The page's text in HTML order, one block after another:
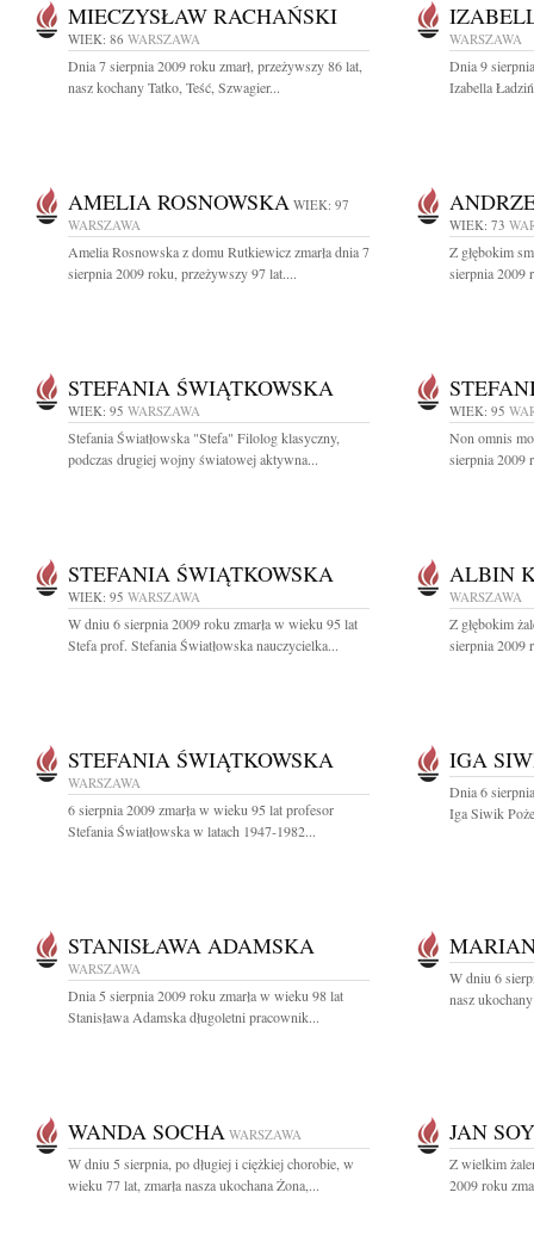
MIECZYSŁAW RACHAŃSKI
WIEK: 86 WARSZAWA
Dnia 7 sierpnia 2009 roku zmarł, przeżywszy 86 lat,
nasz kochany Tatko, Teść, Szwagier...
WARSZAWA
Dnia 9
Izabella
AMELIA ROSNOWSKA WIEK: 97
WARSZAWA
Amelia Rosnowska z domu Rutkiewicz zmarła dnia 7
sierpnia 2009 roku, przeżywszy 97 lat....
WIEK: 73
Z głębokim
sierpnia 2009
STEFANIA ŚWIĄTKOWSKA
WIEK: 95 WARSZAWA
Stefania Światłowska "Stefa" Filolog klasyczny,
podczas drugiej wojny światowej aktywna...
WIEK: 95
Non omnis
sierpnia 2009
STEFANIA ŚWIĄTKOWSKA
WIEK: 95 WARSZAWA
W dniu 6 sierpnia 2009 roku zmarła w wieku 95 lat
Stefa prof. Stefania Światłowska nauczycielka...
ALBIN
WARSZAWA
Z głębokim
sierpnia 2009
STEFANIA ŚWIĄTKOWSKA
WARSZAWA
6 sierpnia 2009 zmarła w wieku 95 lat profesor
Stefania Światłowska w latach 1947-1982...
IGA
Dnia 6
Iga Siwik
STANISŁAWA ADAMSKA
WARSZAWA
Dnia 5 sierpnia 2009 roku zmarła w wieku 98 lat
Stanisława Adamska długoletni pracownik...
W dniu 6
nasz
WANDA SOCHA WARSZAWA
W dniu 5 sierpnia, po długiej i ciężkiej chorobie, w
wieku 77 lat, zmarła nasza ukochana Żona,...
JAN
Z wielkim
2009 roku